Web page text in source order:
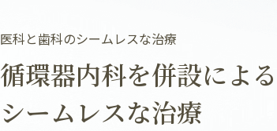
医科と歯科のシームレスな治療
循環器内科を併設による
シームレスな治療